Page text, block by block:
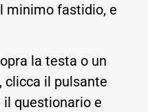
minimo fastidio, e
la testa o un
clicca il pulsante
questionario e